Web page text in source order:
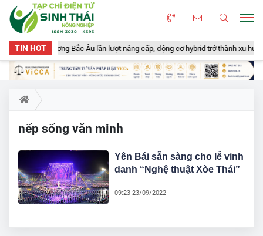
TIN HOT
tàu cá viễn dương Bắc Âu lần lượt nâng cấp, động cơ hybrid trở thành xu
nếp sống văn minh
Yên Bái sẵn sàng cho lễ vinh
danh “Nghệ thuật Xòe Thái”
09:23 23/09/2022